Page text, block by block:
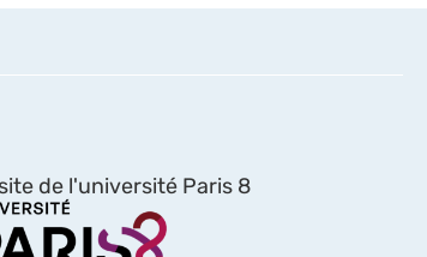
de l'université Paris 8